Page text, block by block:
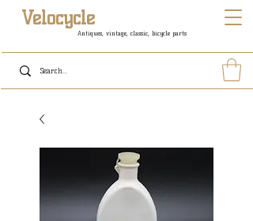
Antiques, vintage, classic, bicycle parts
Velocycle